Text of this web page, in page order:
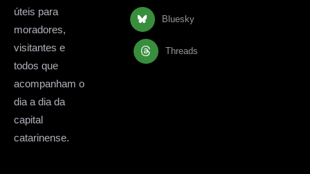
úteis para
moradores,
visitantes e
todos que
acompanham o
dia a dia da
capital
catarinense.
Bluesky
Threads